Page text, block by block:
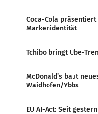
Coca-Cola
Markenidentität
Tchibo bringt Ube-
McDonald’s baut
Waidhofen/Ybbs
EU AI-Act: Seit